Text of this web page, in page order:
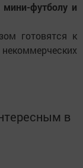
мини-футболу и
готовятся к
в